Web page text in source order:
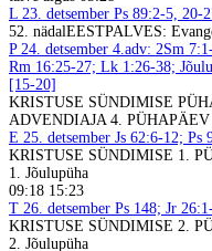
L 23. detsember Ps 89:2-5, 20-
52. nädalEESTPALVES:
P24. detsember 4.adv: 2Sm
Rm 16:25-27; Lk 1:26-38;
[15-20]
KRISTUSE SÜNDIMISE
ADVENDIAJA 4. PÜHAPÄEV
E 25. detsember Js 62:6-12;
KRISTUSE SÜNDIMISE 1.
1. Jõulupüha
09:18 15:23
T 26. detsember Ps 148; Jr
KRISTUSE SÜNDIMISE 2.
2. Jõulupüha